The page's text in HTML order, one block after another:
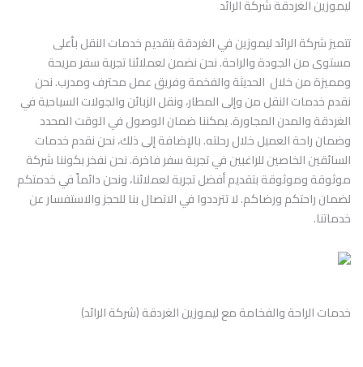
ليموزين الغردقة شركة الرائد
تتميز شركة الرائد ليموزين في الغردقة بتقديم خدمات النقل بأعلى
مستوى من الجودة والراحة. نحن نضمن لعملائنا تجربة سفر مريحة
ومميزة من خلال الحديثة والفخمة وفريق عمل محترف ومدرب. نحن
نقدم خدمات النقل من وإلى المطار، ونقل الزبائن والجولات السياحية في
الغردقة والمدن المجاورة. يمكننا ضمان الوصول في الوقت المحدد
وضمان راحة العميل خلال رحلته. بالإضافة إلى ذلك، نحن نقدم خدمات
السائقين الخاصين للراغبين في تجربة سفر فاخرة. نحن نفخر بكوننا شركة
موثوقة وموثوقة بتقديم أفضل تجربة لعملائنا، ونحن دائماً في خدمتكم
لضمان راحتكم ورضاكم. لا تترددوا في الاتصال بنا للحجز والاستفسار عن
خدماتنا.
خدمات الراحة والفخامة مع ليموزين الغردقة (شركة الرائد)